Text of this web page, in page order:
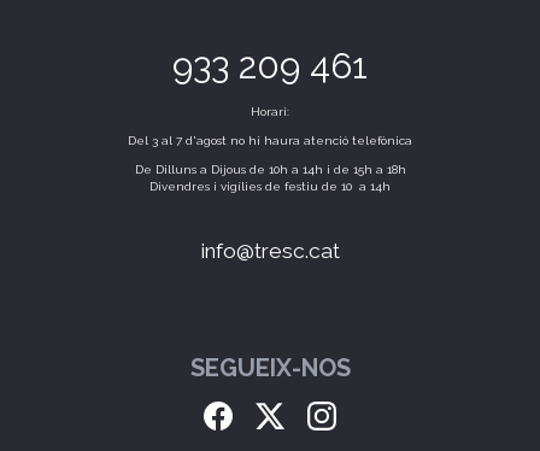
933 209 461
Horari:
Del 3 al 7 d'agost no hi haura atenció telefònica
De Dilluns a Dijous de 10h a 14h i de 15h a 18h
Divendres i vigílies de festiu de 10 a 14h
info@tresc.cat
SEGUEIX-NOS